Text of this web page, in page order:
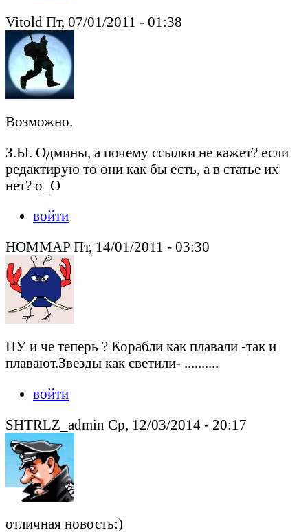
Vitold Пт, 07/01/2011 - 01:38
Возможно.
З.Ы. Одмины, а почему ссылки не кажет? если
редактирую то они как бы есть, а в статье их
нет? о_О
войти
HOMMAP Пт, 14/01/2011 - 03:30
НУ и че теперь ? Корабли как плавали -так и
плавают.Звезды как светили- ..........
войти
SHTRLZ_admin Ср, 12/03/2014 - 20:17
отличная новость:)